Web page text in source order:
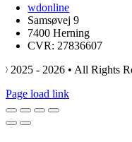
wdonline
Samsøvej 9
7400 Herning
CVR: 27836607
© 2025 - 2026 • All Rights
Page load link